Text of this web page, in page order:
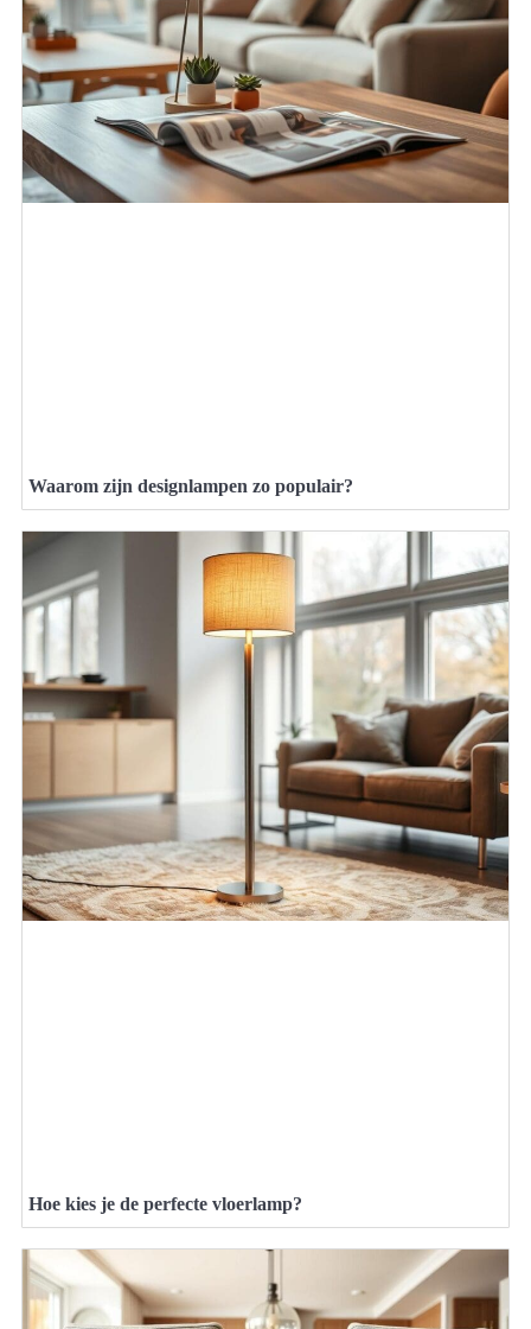
Waarom zijn designlampen zo populair?
Hoe kies je de perfecte vloerlamp?